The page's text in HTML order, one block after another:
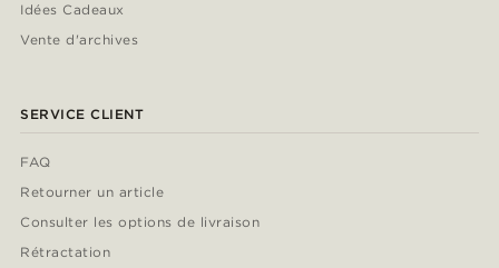
Idées Cadeaux
Vente d'archives
SERVICE CLIENT
FAQ
Retourner un article
Consulter les options de livraison
Rétractation